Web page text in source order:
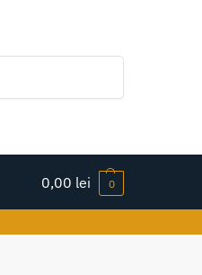
0,00 lei 0